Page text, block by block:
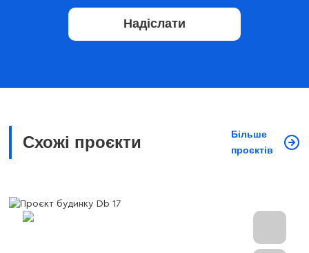
Надіслати
Схожі проєкти
Більше
проєктів